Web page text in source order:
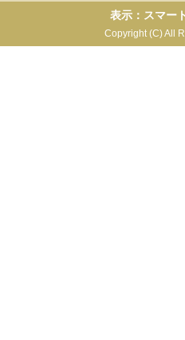
表示：スマー
Copyright (C) All